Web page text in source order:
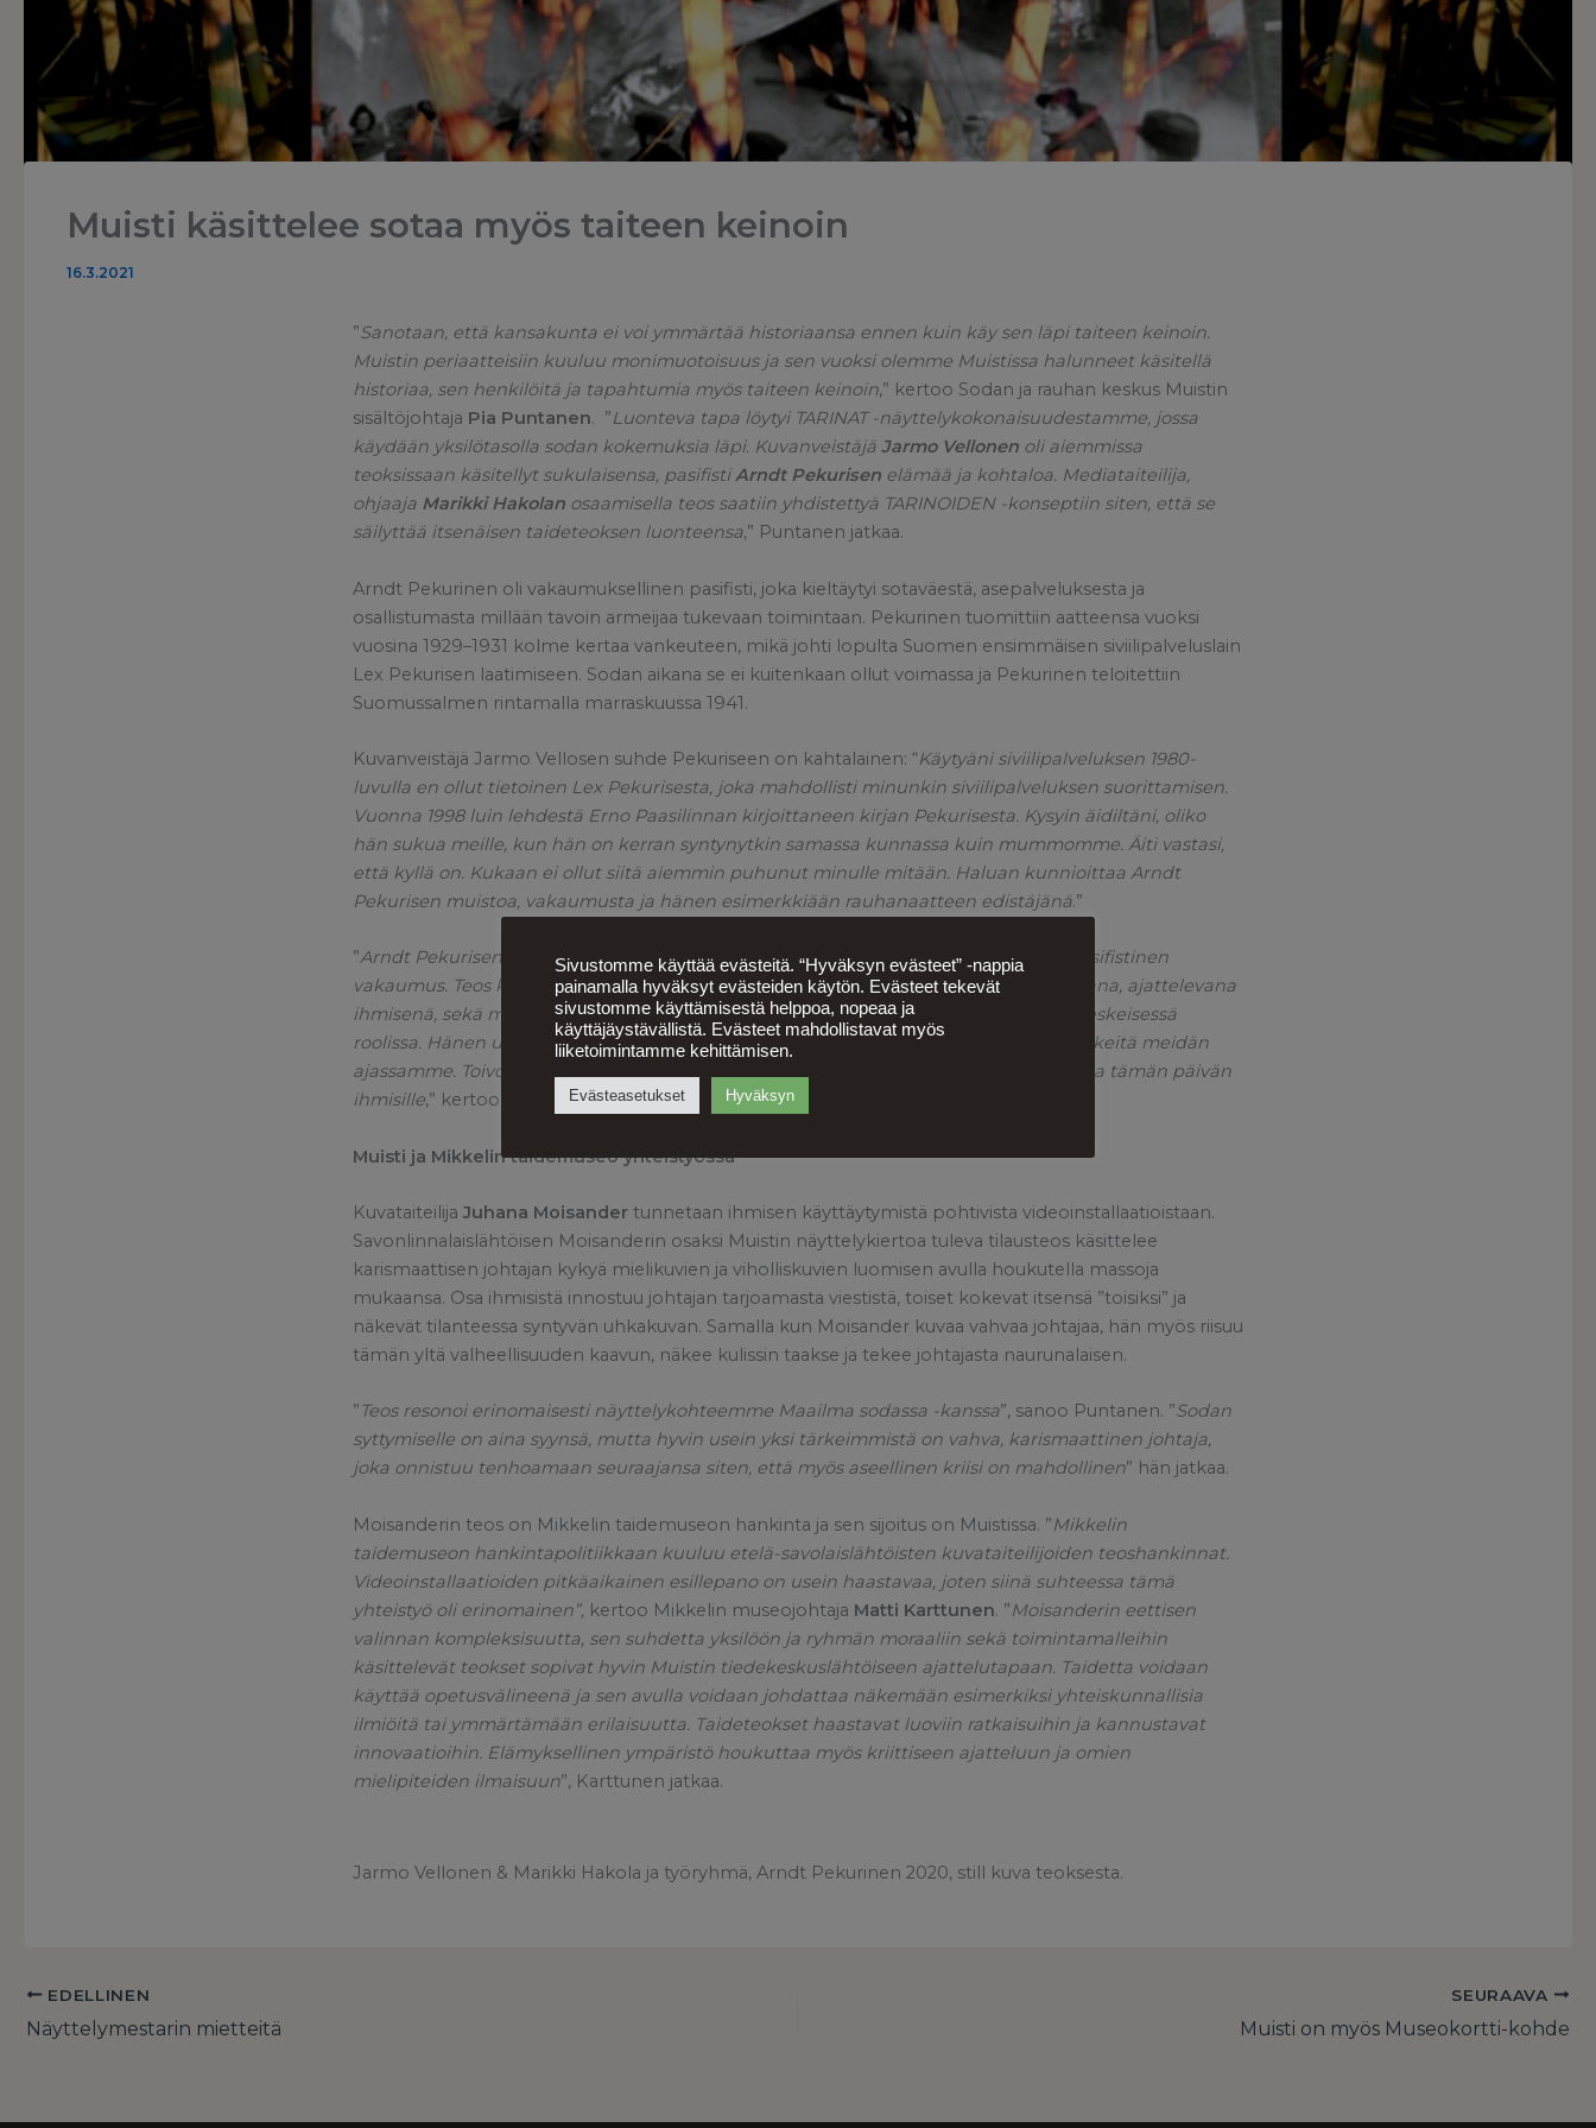
Muisti käsittelee sotaa myös taiteen keinoin
16.3.2021
”Sanotaan, että kansakunta ei voi ymmärtää historiaansa ennen kuin käy sen läpi taiteen keinoin.
Muistin periaatteisiin kuuluu monimuotoisuus ja sen vuoksi olemme Muistissa halunneet käsitellä
historiaa, sen henkilöitä ja tapahtumia myös taiteen keinoin,” kertoo Sodan ja rauhan keskus Muistin
sisältöjohtaja Pia Puntanen. ”Luonteva tapa löytyi TARINAT -näyttelykokonaisuudestamme, jossa
käydään yksilötasolla sodan kokemuksia läpi. Kuvanveistäjä Jarmo Vellonen oli aiemmissa
teoksissaan käsitellyt sukulaisensa, pasifistiArndt Pekurisen elämää ja kohtaloa. Mediataiteilija,
ohjaaja Marikki Hakolan osaamisella teos saatiin yhdistettyä TARINOIDEN -konseptiin siten, että se
säilyttää itsenäisen taideteoksen luonteensa,” Puntanen jatkaa.
Arndt Pekurinen oli vakaumuksellinen pasifisti, joka kieltäytyi sotaväestä, asepalveluksesta ja
osallistumasta millään tavoin armeijaa tukevaan toimintaan. Pekurinen tuomittiin aatteensa vuoksi
vuosina 1929–1931 kolme kertaa vankeuteen, mikä johti lopulta Suomen ensimmäisen siviilipalveluslain
Lex Pekurisen laatimiseen. Sodan aikana se ei kuitenkaan ollut voimassa ja Pekurinen teloitettiin
Suomussalmen rintamalla marraskuussa 1941.
Kuvanveistäjä Jarmo Vellosen suhde Pekuriseen on kahtalainen: “Käytyäni siviilipalveluksen 1980-
luvulla en ollut tietoinen Lex Pekurisesta, joka mahdollisti minunkin siviilipalveluksen suorittamisen.
Vuonna 1998 luin lehdestä Erno Paasilinnan kirjoittaneen kirjan Pekurisesta. Kysyin äidiltäni, oliko
hän sukua meille, kun hän on kerran syntynytkin samassa kunnassa kuin mummomme. Äiti vastasi,
että kyllä on. Kukaan ei ollut siitä aiemmin puhunut minulle mitään. Haluan kunnioittaa Arndt
Pekurisen muistoa, vakaumusta ja hänen esimerkkiään rauhanaatteen edistäjänä.”
”Arndt Pekurisen tarinassa minua on koskettanut erityisesti Pekurisen rohkeus ja pasifistinen
vakaumus. Teos kuvaa Pekurisen ominaisuuksia aatteellisena, työtä tekevänä, lukevana, ajattelevana
ihmisenä, sekä myös perheenisänä ja puolisona. Pekurisen oma ääni on teoksessa keskeisessä
roolissa. Hänen universaalit ajatuksensa sodasta ja rauhasta ovat ajankohtaisia ja tärkeitä meidän
ajassamme. Toivon, että Pekurisen perintö, rauhan sanoma, välittyy teoksemme avulla tämän päivän
ihmisille,” kertoo Marikki Hakola.
Muisti ja Mikkelin taidemuseo yhteistyössä
Kuvataiteilija Juhana Moisander tunnetaan ihmisen käyttäytymistä pohtivista videoinstallaatioistaan.
Savonlinnalaislähtöisen Moisanderin osaksi Muistin näyttelykiertoa tuleva tilausteos käsittelee
karismaattisen johtajan kykyä mielikuvien ja viholliskuvien luomisen avulla houkutella massoja
mukaansa. Osa ihmisistä innostuu johtajan tarjoamasta viestistä, toiset kokevat itsensä ”toisiksi” ja
näkevät tilanteessa syntyvän uhkakuvan. Samalla kun Moisander kuvaa vahvaa johtajaa, hän myös riisuu
tämän yltä valheellisuuden kaavun, näkee kulissin taakse ja tekee johtajasta naurunalaisen.
”Teos resonoi erinomaisesti näyttelykohteemme Maailma sodassa -kanssa”, sanoo Puntanen. ”Sodan
syttymiselle on aina syynsä, mutta hyvin usein yksi tärkeimmistä on vahva, karismaattinen johtaja,
joka onnistuu tenhoamaan seuraajansa siten, että myös aseellinen kriisi on mahdollinen” hän jatkaa.
Moisanderin teos on Mikkelin taidemuseon hankinta ja sen sijoitus on Muistissa. ”Mikkelin
taidemuseon hankintapolitiikkaan kuuluu etelä-savolaislähtöisten kuvataiteilijoiden teoshankinnat.
Videoinstallaatioiden pitkäaikainen esillepano on usein haastavaa, joten siinä suhteessa tämä
yhteistyö oli erinomainen”, kertoo Mikkelin museojohtaja Matti Karttunen. ”Moisanderin eettisen
valinnan kompleksisuutta, sen suhdetta yksilöön ja ryhmän moraaliin sekä toimintamalleihin
käsittelevät teokset sopivat hyvin Muistin tiedekeskuslähtöiseen ajattelutapaan. Taidetta voidaan
käyttää opetusvälineenä ja sen avulla voidaan johdattaa näkemään esimerkiksi yhteiskunnallisia
ilmiöitä tai ymmärtämään erilaisuutta. Taideteokset haastavat luoviin ratkaisuihin ja kannustavat
innovaatioihin. Elämyksellinen ympäristö houkuttaa myös kriittiseen ajatteluun ja omien
mielipiteiden ilmaisuun”, Karttunen jatkaa.
Jarmo Vellonen & Marikki Hakola ja työryhmä, Arndt Pekurinen 2020, still kuva teoksesta.
EDELLINEN
Näyttelymestarin mietteitä
SEURAAVA
Muisti on myös Museokortti-kohde
Sivustomme käyttää evästeitä. “Hyväksyn evästeet” -nappia
painamalla hyväksyt evästeiden käytön. Evästeet tekevät
sivustomme käyttämisestä helppoa, nopeaa ja
käyttäjäystävällistä. Evästeet mahdollistavat myös
liiketoimintamme kehittämisen.
Evästeasetukset Hyväksyn